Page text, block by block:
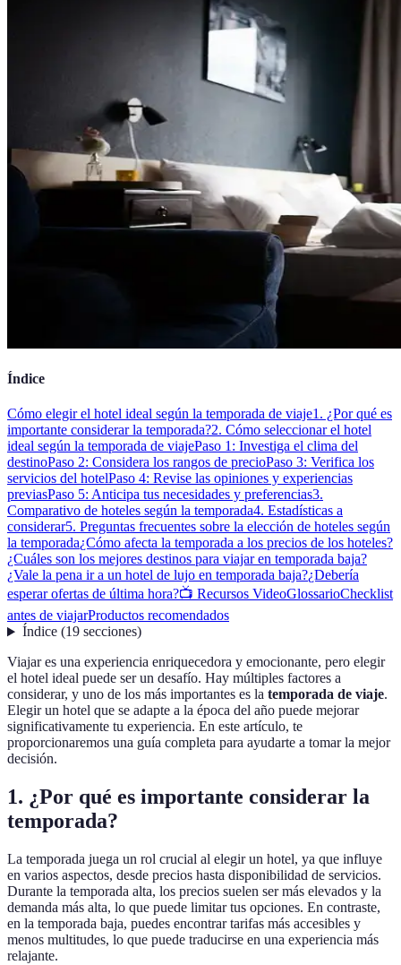
Índice
Cómo elegir el hotel ideal según la temporada de viaje1. ¿Por qué es
importante considerar la temporada?2. Cómo seleccionar el hotel
ideal según la temporada de viajePaso 1: Investiga el clima del
destinoPaso 2: Considera los rangos de precioPaso 3: Verifica los
servicios del hotelPaso 4: Revise las opiniones y experiencias
previasPaso 5: Anticipa tus necesidades y preferencias3.
Comparativo de hoteles según la temporada4. Estadísticas a
considerar5. Preguntas frecuentes sobre la elección de hoteles según
la temporada¿Cómo afecta la temporada a los precios de los hoteles?
¿Cuáles son los mejores destinos para viajar en temporada baja?
¿Vale la pena ir a un hotel de lujo en temporada baja?¿Debería
esperar ofertas de última hora?📺 Recursos VideoGlossarioChecklist
antes de viajarProductos recomendados
Índice(19 secciones)
Viajar es una experiencia enriquecedora y emocionante, pero elegir
el hotel ideal puede ser un desafío. Hay múltiples factores a
considerar, y uno de los más importantes es la temporada de viaje.
Elegir un hotel que se adapte a la época del año puede mejorar
significativamente tu experiencia. En este artículo, te
proporcionaremos una guía completa para ayudarte a tomar la mejor
decisión.
1. ¿Por qué es importante considerar la
temporada?
La temporada juega un rol crucial al elegir un hotel, ya que influye
en varios aspectos, desde precios hasta disponibilidad de servicios.
Durante la temporada alta, los precios suelen ser más elevados y la
demanda más alta, lo que puede limitar tus opciones. En contraste,
en la temporada baja, puedes encontrar tarifas más accesibles y
menos multitudes, lo que puede traducirse en una experiencia más
relajante.